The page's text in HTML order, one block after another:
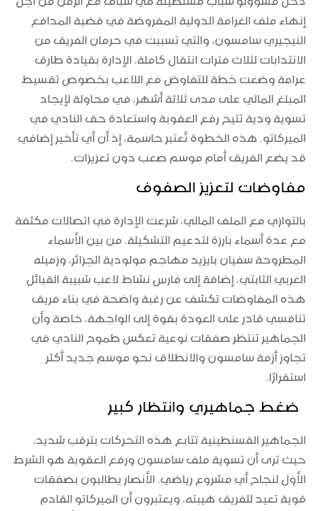
إنهاء ملف الغرامة الدولية المفروضة في قضية المدافع
النيجيري سامسون، والتي تسببت في حرمان الفريق من
الانتدابات لثلاث فترات انتقال كاملة. الإدارة بقيادة طارق
عرامة وضعت خطة للتفاوض مع اللاعب بخصوص تقسيط
المبلغ المالي على مدى ثلاثة أشهر، في محاولة لإيجاد
تسوية ودية تتيح رفع العقوبة واستعادة حق النادي في
الميركاتو. هذه الخطوة تُعتبر حاسمة، إذ أن أي تأخير إضافي
قد يضع الفريق أمام موسم صعب دون تعزيزات.
مفاوضات لتعزيز الصفوف
بالتوازي مع الملف المالي، شرعت الإدارة في اتصالات مكثفة
مع عدة أسماء بارزة لتدعيم التشكيلة. من بين الأسماء
المطروحة سفيان بايزيد مهاجم مولودية الجزائر، وزميله
العربي الثابتي، إضافة إلى فارس نشاط لاعب شبيبة القبائل
هذه المفاوضات تكشف عن رغبة واضحة في بناء فريق
تنافسي قادر على العودة بقوة إلى الواجهة، خاصة وأن
الجماهير تنتظر صفقات نوعية تعكس طموح النادي في
تجاوز أزمة سامسون والانطلاق نحو موسم جديد أكثر
استقرارًا.
ضغط جماهيري وانتظار كبير
الجماهير القسنطينية تتابع هذه التحركات بترقب شديد،
حيث ترى أن تسوية ملف سامسون ورفع العقوبة هو الشرط
الأول لنجاح أي مشروع رياضي. الأنصار يطالبون بصفقات
قوية تعيد للفريق هيبته، ويعتبرون أن الميركاتو القادم